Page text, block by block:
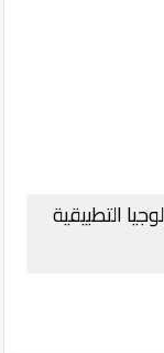
التطبيقية